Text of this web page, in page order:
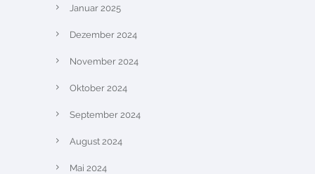
Januar 2025
Dezember 2024
November 2024
Oktober 2024
September 2024
August 2024
Mai 2024